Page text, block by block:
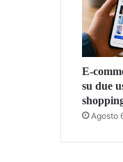
E-
su due
Agosto